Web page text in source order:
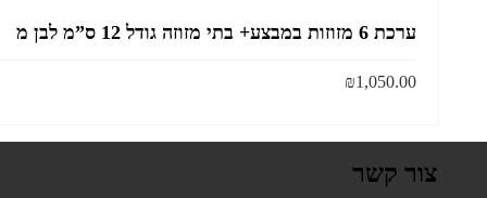
ערכת 6 מזוזות במבצע+ בתי מזוזה גודל 12 ס”מ לבן מ
₪1,050.00
צור קשר